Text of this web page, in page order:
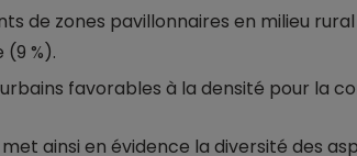
de zones pavillonnaires en milieu
%).
urbains favorables à la densité pour la
ainsi en évidence la diversité des